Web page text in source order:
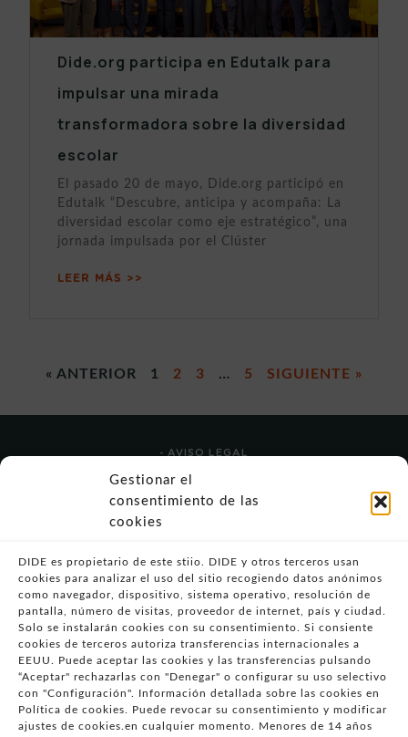
Gestionar el
consentimiento de las
cookies
DIDE es propietario de este stiio. DIDE y otros terceros usan
cookies para analizar el uso del sitio recogiendo datos anónimos
como navegador, dispositivo, sistema operativo, resolución de
pantalla, número de visitas, proveedor de internet, país y ciudad.
Solo se instalarán cookies con su consentimiento. Si consiente
cookies de terceros autoriza transferencias internacionales a
EEUU. Puede aceptar las cookies y las transferencias pulsando
“Aceptar" rechazarlas con "Denegar" o configurar su uso selectivo
con "Configuración". Información detallada sobre las cookies en
Política de cookies. Puede revocar su consentimiento y modificar
ajustes de cookies.en cualquier momento. Menores de 14 años
Dide.org participa en Edutalk para
impulsar una mirada
transformadora sobre la diversidad
escolar
El pasado 20 de mayo, Dide.org participó en
Edutalk “Descubre, anticipa y acompaña: La
diversidad escolar como eje estratégico”, una
jornada impulsada por el Clúster
LEER MÁS >>
« ANTERIOR 1 2 3 … 5 SIGUIENTE »
- AVISO LEGAL
- POLÍTICA DE USO
- POLÍTICA DE PRIVACIDAD
- POLÍTICA DE COOKIES (UE)
VULNERABILIDADES
- CONDICIONES PARTICULARES DE COMPRA
- GUÍA DE COMPRA
- GUÍA DE PRIVACIDAD
- DESISTIMIENTO
- ATENCIÓN AL CLIENTE